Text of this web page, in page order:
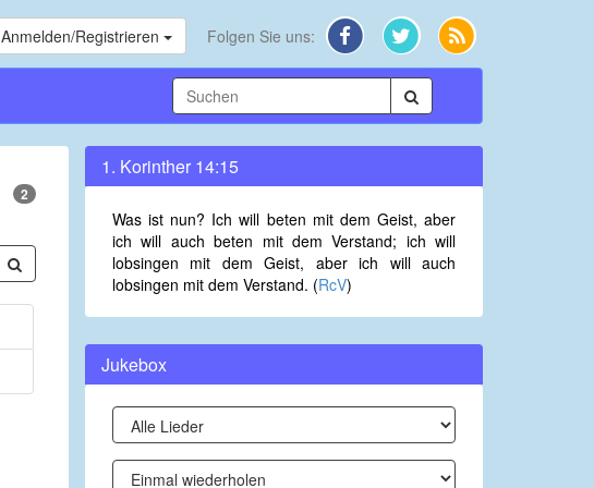
Anmelden/Registrieren Folgen Sie uns:
2
1. Korinther 14:15
Was ist nun? Ich will beten mit dem Geist, aber
ich will auch beten mit dem Verstand; ich will
lobsingen mit dem Geist, aber ich will auch
lobsingen mit dem Verstand. (RcV)
Jukebox